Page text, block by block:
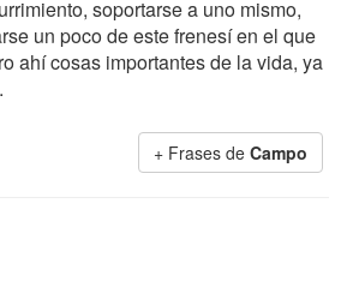
soportarse a uno mismo,
un poco de este frenesí en el que
ahí cosas importantes de la vida, ya
+ Frases de Campo